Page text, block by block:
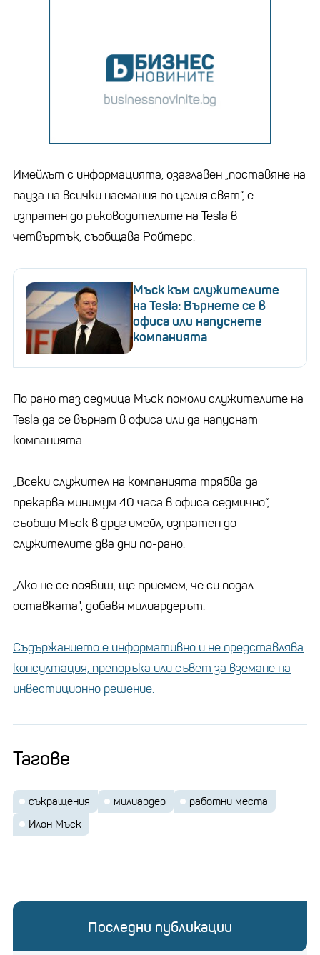
Имейлът с информацията, озаглавен „поставяне на
пауза на всички наемания по целия свят“, е
изпратен до ръководителите на Tesla в
четвъртък, съобщава Ройтерс.
Мъск към служителите
на Tesla: Върнете се в
офиса или напуснете
компанията
По рано таз седмица Мъск помоли служителите на
Tesla да се върнат в офиса или да напуснат
компанията.
„Всеки служител на компанията трябва да
прекарва минимум 40 часа в офиса седмично“,
съобщи Мъск в друг имейл, изпратен до
служителите два дни по-рано.
„Ако не се появиш, ще приемем, че си подал
оставката", добавя милиардерът.
Съдържанието е информативно и не представлява
консултация, препоръка или съвет за вземане на
инвестиционно решение.
Тагове
съкращения милиардер
работни места
Илон Мъск
Последни публикации